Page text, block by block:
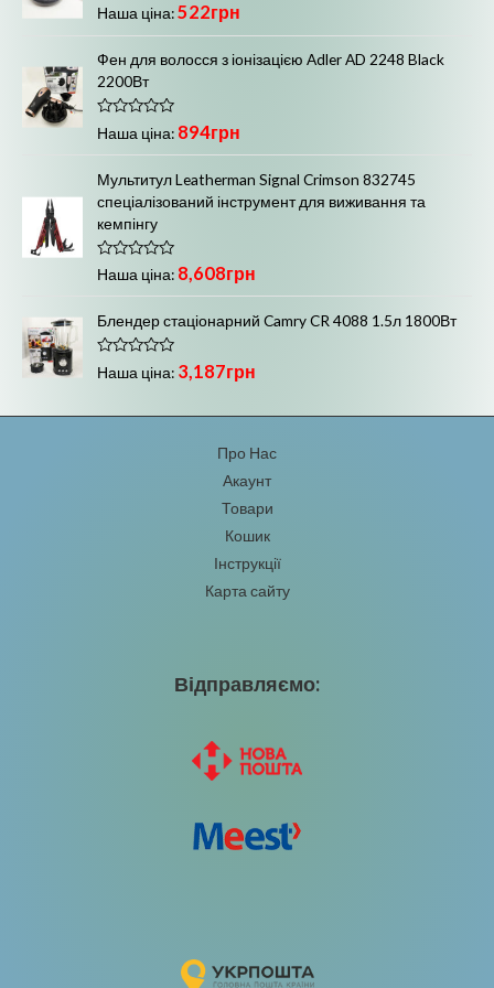
в
з
5
О
ц
і
н
е
н
в
з
5
Наша ціна:522грн
Фен для волосся з іонізацією Adler AD 2248 Black
2200Вт
О
ц
і
е
н
в
0
з
5
Наша ціна: 894грн
Мультитул Leatherman Signal Crimson 832745
спеціалізований інструмент для виживання та
кемпінгу
О
ц
н
е
н
о
в
5
Наша ціна: 8,608грн
Блендер стаціонарний Camry CR 4088 1.5л 1800Вт
О
ц
Наша ціна: 3,187грн
Про Нас
Акаунт
Товари
Кошик
Інструкції
Карта сайту
Відправляємо: